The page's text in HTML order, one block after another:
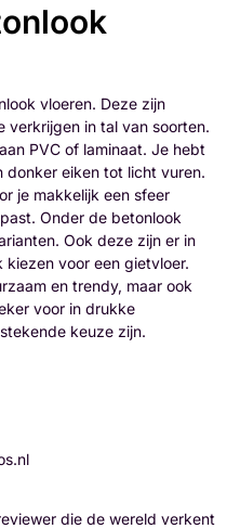
vloeren. Deze zijn
verkrijgen in tal van soorten.
PVC of laminaat. Je hebt
eiken tot licht vuren.
je makkelijk een sfeer
Onder de betonlook
Ook deze zijn er in
kiezen voor een gietvloer.
en trendy, maar ook
voor in drukke
keuze zijn.
die de wereld verkent